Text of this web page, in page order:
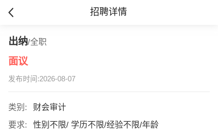
招聘详情
出纳/全职
面议
发布时间:2026-08-07
类别:
财会审计
要求:
性别不限/ 学历不限/经验不限/年龄